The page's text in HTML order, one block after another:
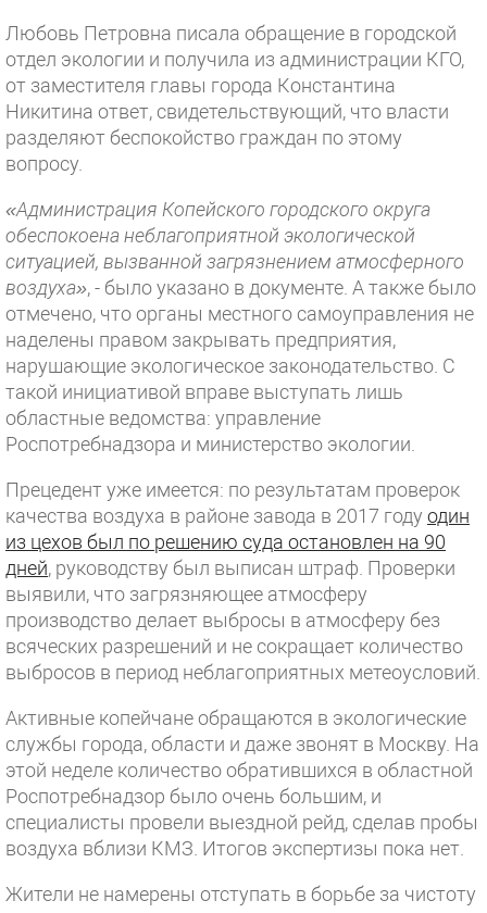
Любовь Петровна писала обращение в городской
отдел экологии и получила из администрации КГО,
от заместителя главы города Константина
Никитина ответ, свидетельствующий, что власти
разделяют беспокойство граждан по этому
вопросу.
«Администрация Копейского городского округа
обеспокоена неблагоприятной экологической
ситуацией, вызванной загрязнением атмосферного
воздуха», - было указано в документе. А также было
отмечено, что органы местного самоуправления не
наделены правом закрывать предприятия,
нарушающие экологическое законодательство. С
такой инициативой вправе выступать лишь
областные ведомства: управление
Роспотребнадзора и министерство экологии.
Прецедент уже имеется: по результатам проверок
качества воздуха в районе завода в 2017 году один
из цехов был по решению суда остановлен на 90
дней, руководству был выписан штраф. Проверки
выявили, что загрязняющее атмосферу
производство делает выбросы в атмосферу без
всяческих разрешений и не сокращает количество
выбросов в период неблагоприятных метеоусловий.
Активные копейчане обращаются в экологические
службы города, области и даже звонят в Москву. На
этой неделе количество обратившихся в областной
Роспотребнадзор было очень большим, и
специалисты провели выездной рейд, сделав пробы
воздуха вблизи КМЗ. Итогов экспертизы пока нет.
Жители не намерены отступать в борьбе за чистоту